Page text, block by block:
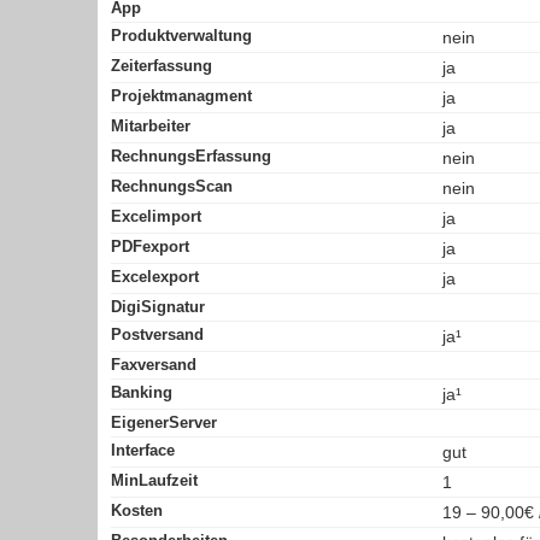
App
Produktverwaltung
nein
Zeiterfassung ja
Projektmanagment ja
Mitarbeiter ja
RechnungsErfassung nein
RechnungsScan nein
Excelimport ja
PDFexport ja
Excelexport ja
DigiSignatur
Postversand
ja¹
Faxversand
Banking
ja¹
EigenerServer
Interface
gut
MinLaufzeit 1
Kosten 19 – 90,00€